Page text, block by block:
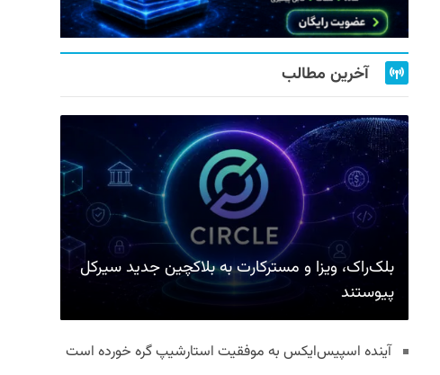
آخرین مطالب
بلک‌راک، ویزا و مسترکارت به بلاکچین جدید سیرکل
پیوستند
آینده اسپیس‌ایکس به موفقیت استارشیپ گره خورده است